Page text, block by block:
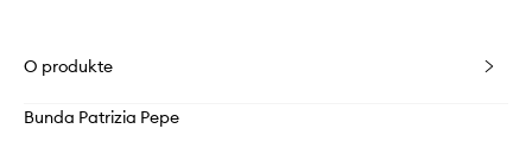
O produkte
Bunda Patrizia Pepe